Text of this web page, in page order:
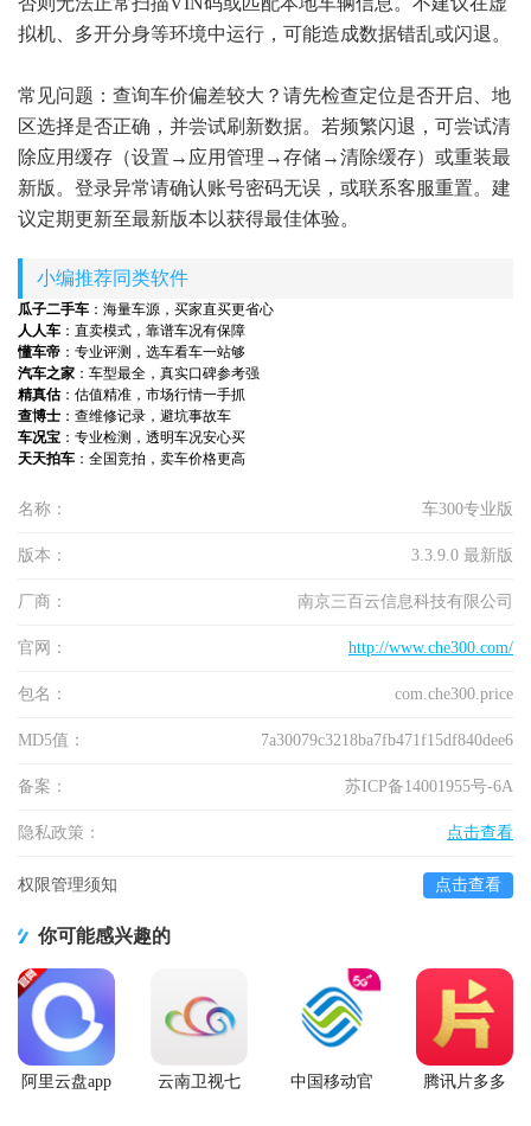
拟机、多开分身等环境中运行，可能造成数据错乱或闪退。
常见问题：查询车价偏差较大？请先检查定位是否开启、地
区选择是否正确，并尝试刷新数据。若频繁闪退，可尝试清
除应用缓存（设置→应用管理→存储→清除缓存）或重装最
新版。登录异常请确认账号密码无误，或联系客服重置。建
议定期更新至最新版本以获得最佳体验。
小编推荐同类软件
瓜子二手车 ：海量车源，买家直买更省心
人人车 ：直卖模式，靠谱车况有保障
懂车帝 ：专业评测，选车看车一站够
汽车之家 ：车型最全，真实口碑参考强
精真估：估值精准，市场行情一手抓
查博士 ：查维修记录，避坑事故车
车况宝 ：专业检测，透明车况安心买
天天拍车 ：全国竞拍，卖车价格更高
名称： 车300专业版
版本： 3.3.9.0 最新版
厂商： 南京三百云信息科技有限公司
官网： http://www.che300.com/
包名： com.che300.price
MD5值： 7a30079c3218ba7fb471f15df840dee6
备案： 苏ICP备14001955号-6A
隐私政策： 点击查看
权限管理须知 点击查看
你可能感兴趣的
阿里云盘app
云南卫视七
中国移动官
腾讯片多多